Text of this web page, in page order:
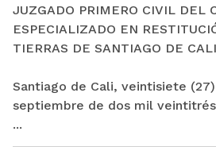
JUZGADO PRIMERO CIVIL DEL
ESPECIALIZADO EN
TIERRAS DE SANTIAGO DE CALI
Santiago de Cali, veintisiete
septiembre de dos mil
...